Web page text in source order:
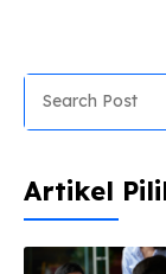
ditawarkan
Memukau
Sementara itu,
Search
Artikel